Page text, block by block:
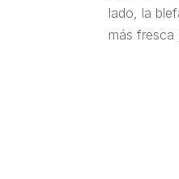
lado, la
más fresca